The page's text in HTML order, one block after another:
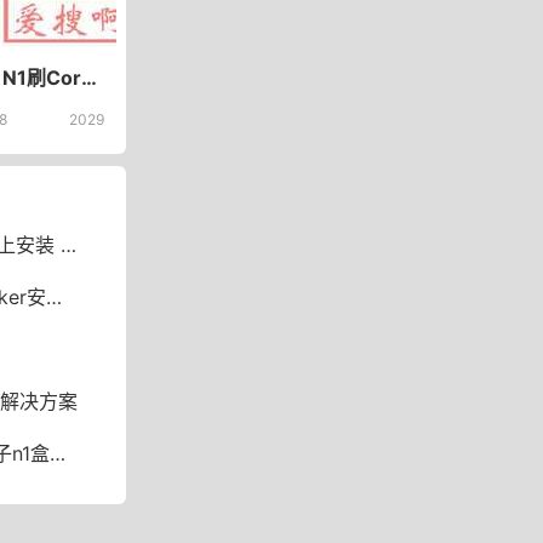
[N1盒子]N1刷Coreelec系统利用Docker搭建aria2和webUI Coreelec系统安装Docker搭建aria2
2029
版迅雷
向代理
决方案
对教程